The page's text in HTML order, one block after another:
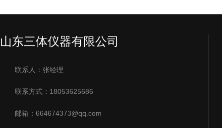
山东三体仪器有限公司
联系人：张经理
联系方式：18053625686
邮箱：664674373@qq.com